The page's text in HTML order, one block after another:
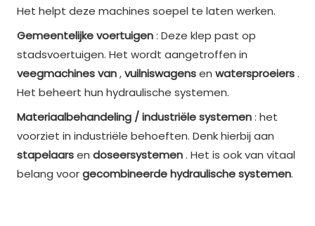
Het helpt deze machines soepel te laten werken.
Gemeentelijke voertuigen: Deze klep past op
stadsvoertuigen. Het wordt aangetroffen in
veegmachines van,vuilniswagensen watersproeiers.
Het beheert hun hydraulische systemen.
Materiaalbehandeling / industriële systemen: het
voorziet in industriële behoeften. Denk hierbij aan
stapelaarsen doseersystemen. Het is ook van vitaal
belang voorgecombineerde hydraulische systemen.